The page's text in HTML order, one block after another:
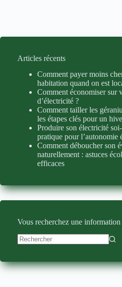
Articles récents
Comment payer moins
habitation quand on est
Comment économiser sur
d’électricité ?
Comment tailler les
les étapes clés pour un
Produire son électricité
pratique pour l’autonomie
Comment déboucher son
naturellement : astuces
efficaces
Vous recherchez une information